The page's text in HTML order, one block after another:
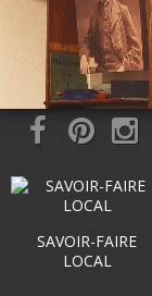
SAVOIR-FAIRE
LOCAL